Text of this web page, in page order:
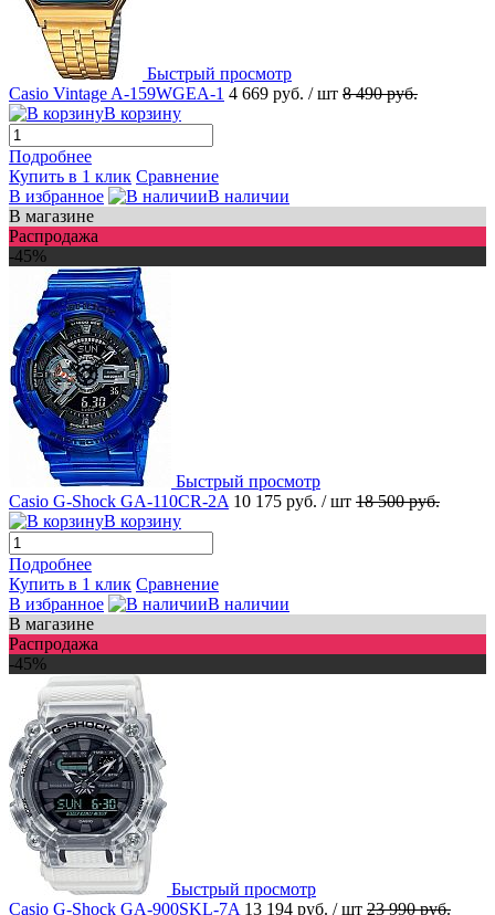
Быстрый просмотр
Casio Vintage A-159WGEA-1 4 669 руб. / шт 8 490 руб.
В корзину
Подробнее
Купить в 1 клик Сравнение
В избранное
В наличии
В магазине
Распродажа
-45%
Быстрый просмотр
Casio G-Shock GA-110CR-2A 10 175 руб. / шт 18 500 руб.
В корзину
Подробнее
Купить в 1 клик Сравнение
В избранное
В наличии
В магазине
Распродажа
-45%
Быстрый просмотр
Casio G-Shock GA-900SKL-7A 13 194 руб. / шт 23 990 руб.